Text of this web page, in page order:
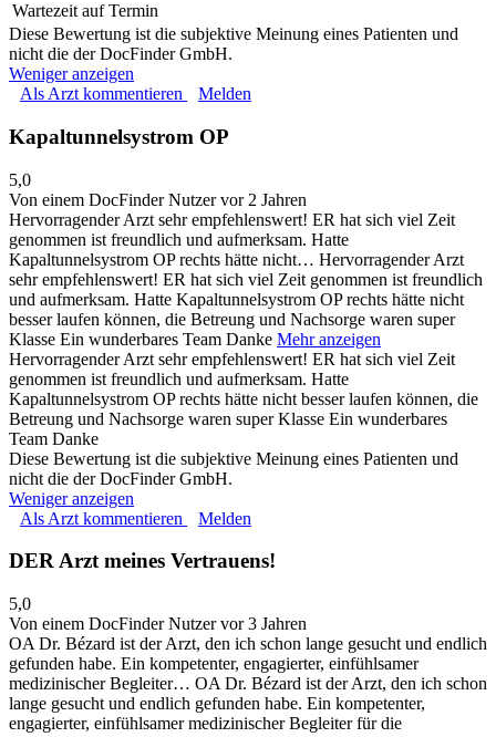
Wartezeit auf Termin
Diese Bewertung ist die subjektive Meinung eines Patienten und
nicht die der DocFinder GmbH.
Weniger anzeigen
Als Arzt kommentieren
Melden
Kapaltunnelsystrom OP
5,0
Von einem DocFinder Nutzervor 2 Jahren
Hervorragender Arzt sehr empfehlenswert! ER hat sich viel Zeit
genommen ist freundlich und aufmerksam. Hatte
Kapaltunnelsystrom OP rechts hätte nicht… Hervorragender Arzt
sehr empfehlenswert! ER hat sich viel Zeit genommen ist freundlich
und aufmerksam. Hatte Kapaltunnelsystrom OP rechts hätte nicht
besser laufen können, die Betreung und Nachsorge waren super
Klasse Ein wunderbares Team Danke Mehr anzeigen
Hervorragender Arzt sehr empfehlenswert! ER hat sich viel Zeit
genommen ist freundlich und aufmerksam. Hatte
Kapaltunnelsystrom OP rechts hätte nicht besser laufen können, die
Betreung und Nachsorge waren super Klasse Ein wunderbares
Team Danke
Diese Bewertung ist die subjektive Meinung eines Patienten und
nicht die der DocFinder GmbH.
Weniger anzeigen
Als Arzt kommentieren
Melden
DER Arzt meines Vertrauens!
5,0
Von einem DocFinder Nutzervor 3 Jahren
OA Dr. Bézard ist der Arzt, den ich schon lange gesucht und endlich
gefunden habe. Ein kompetenter, engagierter, einfühlsamer
medizinischer Begleiter… OA Dr. Bézard ist der Arzt, den ich schon
lange gesucht und endlich gefunden habe. Ein kompetenter,
engagierter, einfühlsamer medizinischer Begleiter für die